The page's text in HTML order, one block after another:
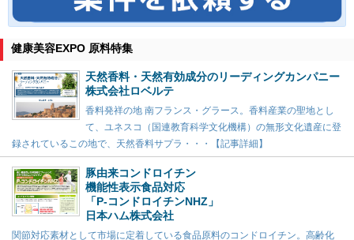
健康美容EXPO 原料特集
天然香料・天然有効成分のリーディングカンパニー
株式会社ロベルテ
香料発祥の地 南フランス・グラース。香料産業の聖地とし
て、ユネスコ（国連教育科学文化機構）の無形文化遺産に登
録されているこの地で、天然香料サプラ・・・【記事詳細】
豚由来コンドロイチン
機能性表示食品対応
「P-コンドロイチンNHZ」
日本ハム株式会社
関節対応素材として市場に定着している食品原料のコンドロイチン。高齢化